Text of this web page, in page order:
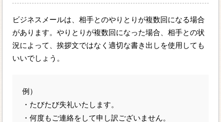
ビジネスメールは、相手とのやりとりが複数回になる場合
があります。やりとりが複数回になった場合、相手との状
況によって、挨拶文ではなく適切な書き出しを使用しても
いいでしょう。
例）
・たびたび失礼いたします。
・何度もご連絡をして申し訳ございません。